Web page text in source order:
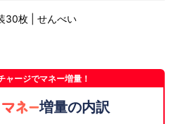
30枚 | せんべい
ャージでマネー増量！
増量の内訳